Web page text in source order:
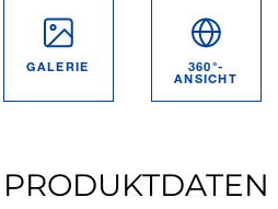
GALERIE 360°-
ANSICHT
PRODUKTDATEN